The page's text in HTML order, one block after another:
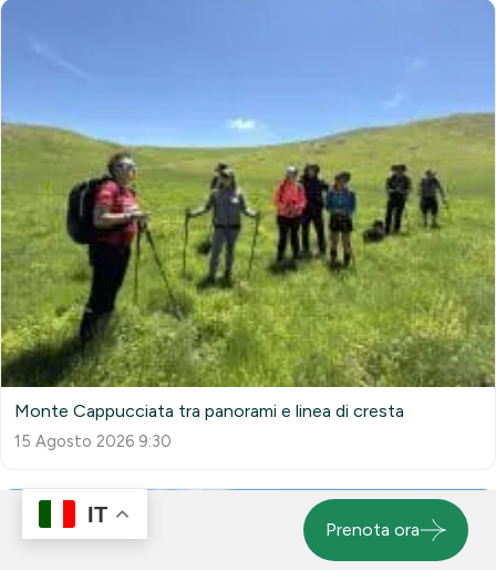
Monte Cappucciata tra panorami e linea di cresta
15 Agosto 2026 9:30
Prenota ora
IT